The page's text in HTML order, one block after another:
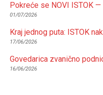
Pokreće se NOVI ISTOK
01/07/2026
Kraj jednog puta: ISTOK
17/06/2026
Govedarica zvanično
16/06/2026